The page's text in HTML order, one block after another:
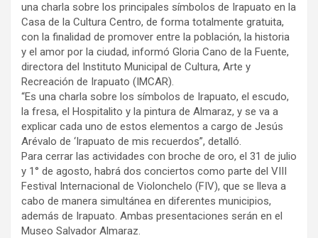
una charla sobre los principales símbolos de Irapuato en la
Casa de la Cultura Centro, de forma totalmente gratuita,
con la finalidad de promover entre la población, la historia
y el amor por la ciudad, informó Gloria Cano de la Fuente,
directora del Instituto Municipal de Cultura, Arte y
Recreación de Irapuato (IMCAR).
“Es una charla sobre los símbolos de Irapuato, el escudo,
la fresa, el Hospitalito y la pintura de Almaraz, y se va a
explicar cada uno de estos elementos a cargo de Jesús
Arévalo de ‘Irapuato de mis recuerdos”, detalló.
Para cerrar las actividades con broche de oro, el 31 de julio
y 1° de agosto, habrá dos conciertos como parte del VIII
Festival Internacional de Violonchelo (FIV), que se lleva a
cabo de manera simultánea en diferentes municipios,
además de Irapuato. Ambas presentaciones serán en el
Museo Salvador Almaraz.